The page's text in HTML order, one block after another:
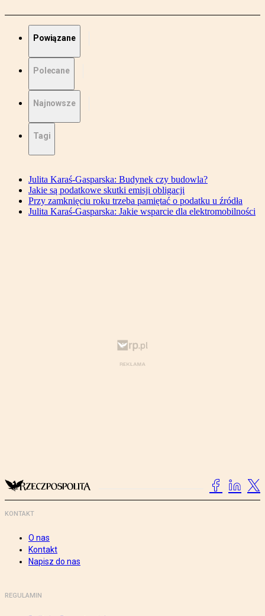
Powiązane
Polecane
Najnowsze
Tagi
Julita Karaś-Gasparska: Budynek czy budowla?
Jakie są podatkowe skutki emisji obligacji
Przy zamknięciu roku trzeba pamiętać o podatku u źródła
Julita Karaś-Gasparska: Jakie wsparcie dla elektromobilności
KONTAKT
O nas
Kontakt
Napisz do nas
REGULAMIN